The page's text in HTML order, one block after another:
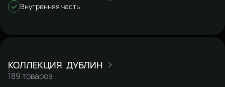
Внутренняя часть
ДУБЛИН
189 товаров